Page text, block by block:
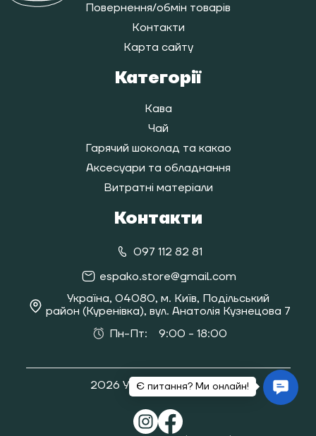
Повернення/обмін товарів
Контакти
Карта сайту
Категорії
Кава
Чай
Гарячий шоколад та какао
Аксесуари та обладнання
Витратні матеріали
Контакти
097 112 82 81
espako.store@gmail.com
Україна, 04080, м. Київ, Подільський
район (Куренівка), вул. Анатолія Кузнецова 7
Пн-Пт: 9:00 - 18:00
2026 Усі права захищені